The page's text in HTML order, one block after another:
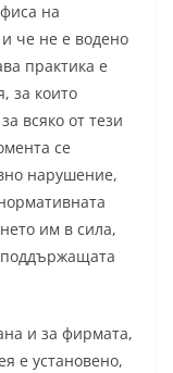
на
че не е водено
практика е
за които
всяко от тези
се
нарушение,
им в сила,
поддържащата
и за фирмата,
е установено,